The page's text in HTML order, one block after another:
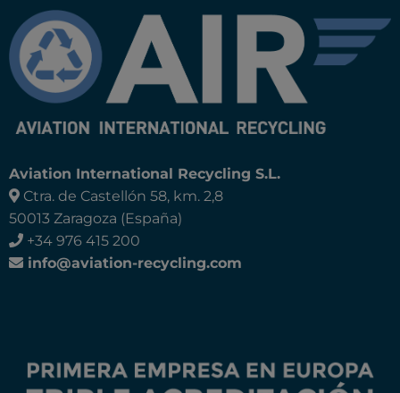
Aviation International Recycling S.L.
Ctra. de Castellón 58, km. 2,8
50013 Zaragoza (España)
+34 976 415 200
info@aviation-recycling.com